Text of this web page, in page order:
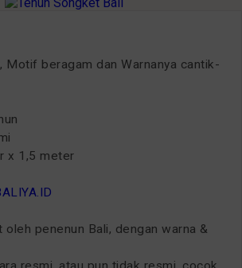
Motif beragam dan Warnanya cantik-
x 1,5 meter
oleh penenun Bali, dengan warna &